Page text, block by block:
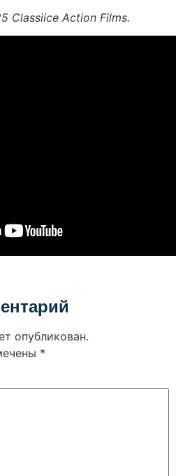
Classiice Action Films.
опубликован.
*